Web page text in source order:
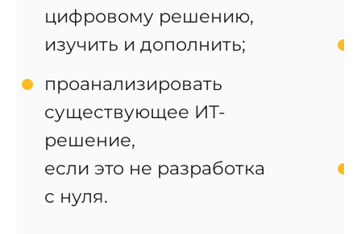
цифровому решению,
изучить и дополнить;
проанализировать
существующее ИТ-
решение,
если это не разработка
с нуля.